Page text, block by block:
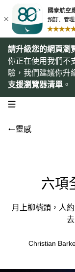
請升級您的網頁瀏
你正在使用我們不
驗，我們建議你升
支援瀏覽器清單 。
open navigation menu
靈感
六項
月上柳梢頭，人
Christian